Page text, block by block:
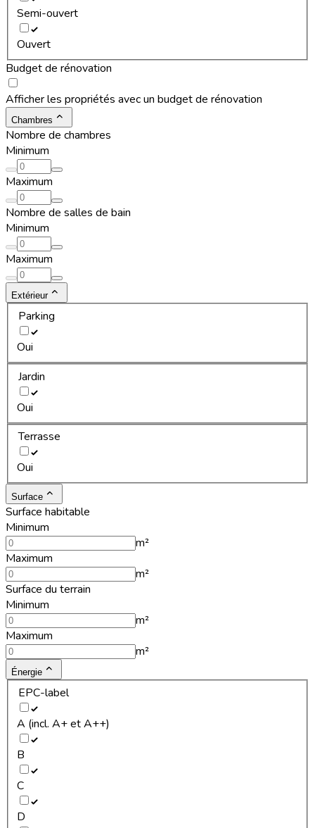
Semi-ouvert
Ouvert
Budget de rénovation
Afficher les propriétés avec un budget de rénovation
Chambres
Nombre de chambres
Minimum
Maximum
Nombre de salles de bain
Minimum
Maximum
Extérieur
Parking
Oui
Jardin
Oui
Terrasse
Oui
Surface
Surface habitable
Minimum
m²
Maximum
m²
Surface du terrain
Minimum
m²
Maximum
m²
Énergie
EPC-label
A (incl. A+ et A++)
B
C
D